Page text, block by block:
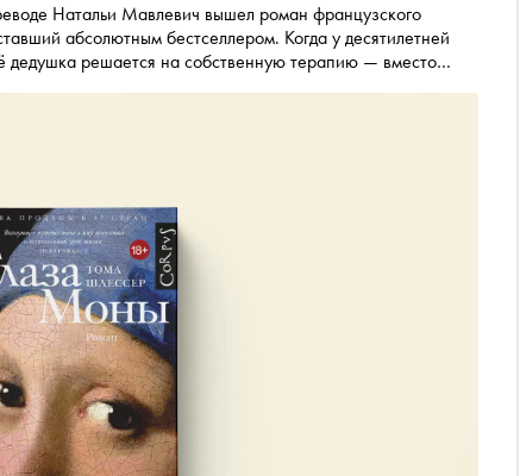
Натальи Мавлевич вышел роман французского
абсолютным бестселлером. Когда у десятилетней
дедушка решается на собственную терапию — вместо